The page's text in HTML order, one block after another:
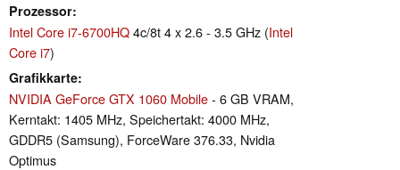
Prozessor
Intel Core i7-6700HQ4c/8t 4 x 2.6 - 3.5 GHz (Intel
Core i7)
Grafikkarte
NVIDIA GeForce GTX 1060 Mobile- 6 GB VRAM,
Kerntakt: 1405 MHz, Speichertakt: 4000 MHz,
GDDR5 (Samsung), ForceWare 376.33, Nvidia
Optimus